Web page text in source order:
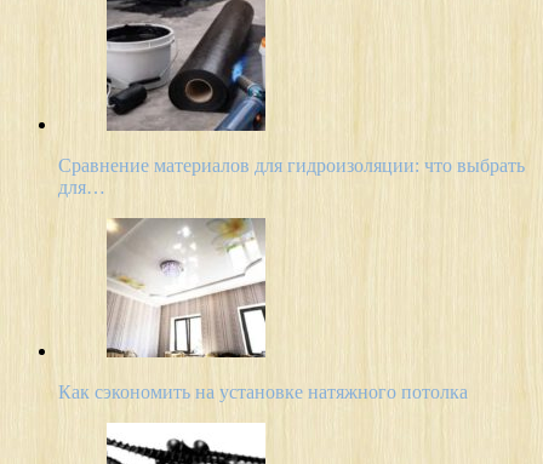
Сравнение материалов для гидроизоляции: что выбрать
для…
Как сэкономить на установке натяжного потолка